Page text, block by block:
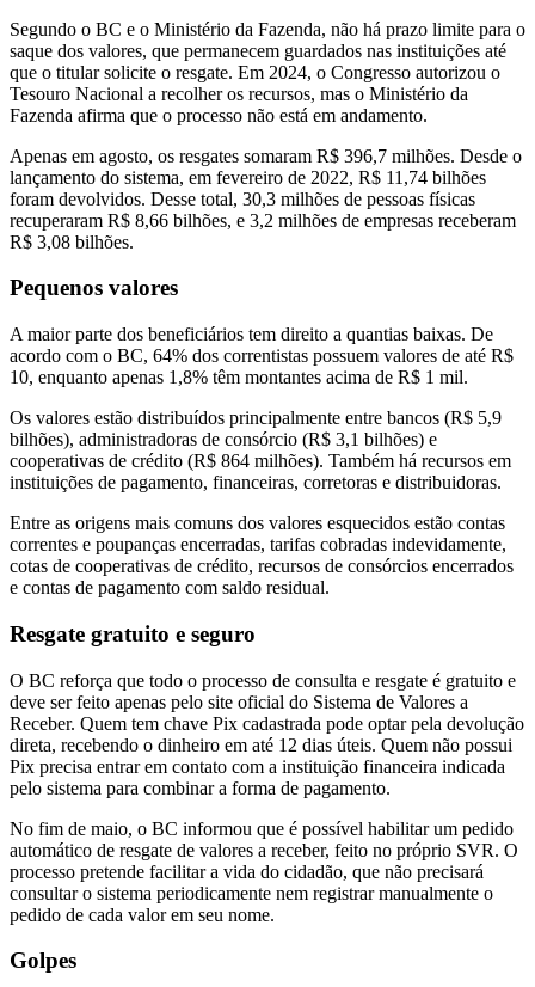
Segundo o BC e o Ministério da Fazenda, não há prazo limite para o
saque dos valores, que permanecem guardados nas instituições até
que o titular solicite o resgate. Em 2024, o Congresso autorizou o
Tesouro Nacional a recolher os recursos, mas o Ministério da
Fazenda afirma que o processo não está em andamento.
Apenas em agosto, os resgates somaram R$ 396,7 milhões. Desde o
lançamento do sistema, em fevereiro de 2022, R$ 11,74 bilhões
foram devolvidos. Desse total, 30,3 milhões de pessoas físicas
recuperaram R$ 8,66 bilhões, e 3,2 milhões de empresas receberam
R$ 3,08 bilhões.
Pequenos valores
A maior parte dos beneficiários tem direito a quantias baixas. De
acordo com o BC, 64% dos correntistas possuem valores de até R$
10, enquanto apenas 1,8% têm montantes acima de R$ 1 mil.
Os valores estão distribuídos principalmente entre bancos (R$ 5,9
bilhões), administradoras de consórcio (R$ 3,1 bilhões) e
cooperativas de crédito (R$ 864 milhões). Também há recursos em
instituições de pagamento, financeiras, corretoras e distribuidoras.
Entre as origens mais comuns dos valores esquecidos estão contas
correntes e poupanças encerradas, tarifas cobradas indevidamente,
cotas de cooperativas de crédito, recursos de consórcios encerrados
e contas de pagamento com saldo residual.
Resgate gratuito e seguro
O BC reforça que todo o processo de consulta e resgate é gratuito e
deve ser feito apenas pelo site oficial do Sistema de Valores a
Receber. Quem tem chave Pix cadastrada pode optar pela devolução
direta, recebendo o dinheiro em até 12 dias úteis. Quem não possui
Pix precisa entrar em contato com a instituição financeira indicada
pelo sistema para combinar a forma de pagamento.
No fim de maio, o BC informou que é possível habilitar um pedido
automático de resgate de valores a receber, feito no próprio SVR. O
processo pretende facilitar a vida do cidadão, que não precisará
consultar o sistema periodicamente nem registrar manualmente o
pedido de cada valor em seu nome.
Golpes